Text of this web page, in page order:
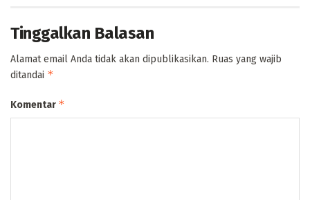
Tinggalkan Balasan
Alamat email Anda tidak akan dipublikasikan. Ruas yang wajib
ditandai *
Komentar *